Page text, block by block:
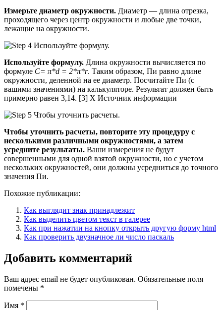
Измерьте диаметр окружности. Диаметр — длина отрезка,
проходящего через центр окружности и любые две точки,
лежащие на окружности.
Используйте формулу. Длина окружности вычисляется по
формуле C= π*d = 2*π*r. Таким образом, Пи равно длине
окружности, деленной на ее диаметр. Посчитайте Пи (с
вашими значениями) на калькуляторе. Результат должен быть
примерно равен 3,14. [3] X Источник информации
Чтобы уточнить расчеты, повторите эту процедуру с
несколькими различными окружностями, а затем
усредните результаты. Ваши измерения не будут
совершенными для одной взятой окружности, но с учетом
нескольких окружностей, они должны усредниться до точного
значения Пи.
Похожие публикации:
Как выглядит знак принадлежит
Как выделить цветом текст в галерее
Как при нажатии на кнопку открыть другую форму html
Как проверить двузначное ли число паскаль
Добавить комментарий
Ваш адрес email не будет опубликован. Обязательные поля
помечены *
Имя *